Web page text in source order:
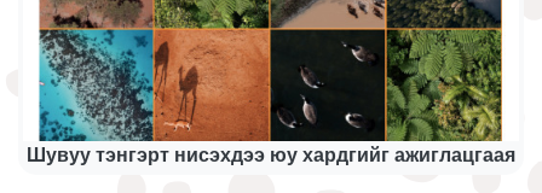
Шувуу тэнгэрт нисэхдээ юу хардгийг ажиглацгаая